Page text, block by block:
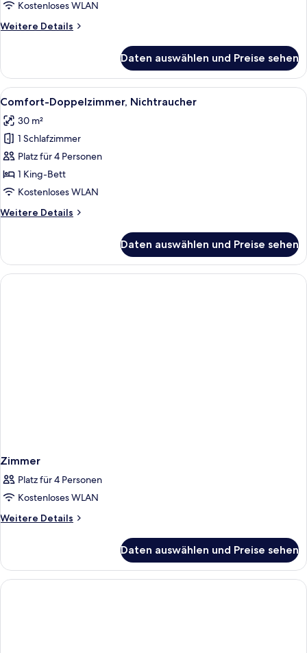
Kostenloses WLAN
Weitere Details
Weitere
Nichtraucher
Daten auswählen und Preise sehen
Alle
Fotos
für
Comfort-
Doppelzimmer,
Nichtraucher
anzeigen
Ein Zimmer mit einem Holztisch,
7
Comfort-Doppelzimmer, Nichtraucher
30 m²
1 Schlafzimmer
Platz für 4 Personen
1 King-Bett
Kostenloses WLAN
Weitere Details
Weitere
Doppelzimmer,
Nichtraucher
Daten auswählen und Preise sehen
Zimmer
Platz für 4 Personen
Kostenloses WLAN
Weitere Details
Weitere
Daten auswählen und Preise sehen